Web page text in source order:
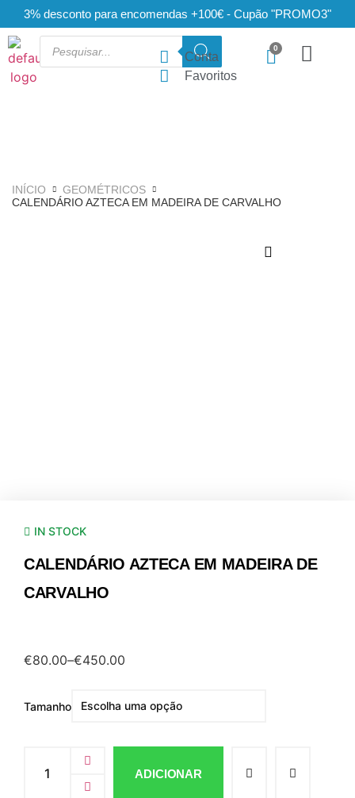
3% desconto para encomendas +100€ - Cupão "PROMO3"
Conta
Favoritos
INÍCIO
GEOMÉTRICOS
CALENDÁRIO AZTECA EM MADEIRA DE CARVALHO
IN STOCK
CALENDÁRIO AZTECA EM MADEIRA DE
CARVALHO
€80.00–€450.00
Tamanho
ADICIONAR